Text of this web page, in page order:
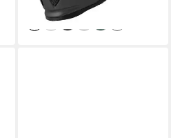
lieferbar - in 3-4 Werktagen bei dir